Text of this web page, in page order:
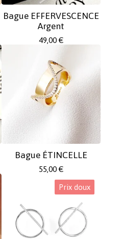
Bague EFFERVESCENCE
Argent
49,00 €
Bague ÉTINCELLE
55,00 €
Prix doux